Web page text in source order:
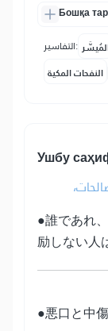
Бошқа
التفاسير:
النفحات المكية
Ушбу
●誰であれ
励しない人
●悪口と中